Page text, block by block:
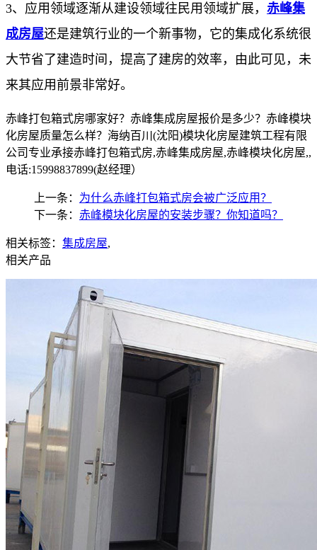
3、应用领域逐渐从建设领域往民用领域扩展， 赤峰集
成房屋还是建筑行业的一个新事物，它的集成化系统很
大节省了建造时间，提高了建房的效率，由此可见，未
来其应用前景非常好。
赤峰打包箱式房哪家好？赤峰集成房屋报价是多少？赤峰模块
化房屋质量怎么样？海纳百川(沈阳)模块化房屋建筑工程有限
公司专业承接赤峰打包箱式房,赤峰集成房屋,赤峰模块化房屋,,
电话:15998837899(赵经理）
上一条： 为什么赤峰打包箱式房会被广泛应用？
下一条： 赤峰模块化房屋的安装步骤？你知道吗？
相关标签： 集成房屋,
相关产品